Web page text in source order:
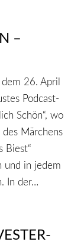
–
26. April
Podcast-
Schön“, wo
Märchens
Biest“
und in jedem
In der…